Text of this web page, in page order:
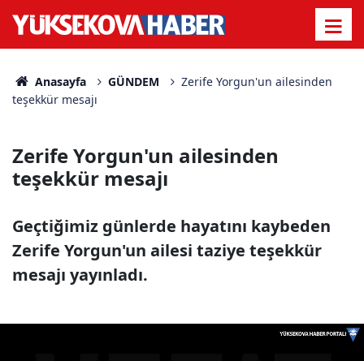
Anasayfa GÜNDEM
Zerife Yorgun'un ailesinden
teşekkür mesajı
Zerife Yorgun'un ailesinden
teşekkür mesajı
Geçtiğimiz günlerde hayatını kaybeden
Zerife Yorgun'un ailesi taziye teşekkür
mesajı yayınladı.